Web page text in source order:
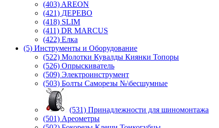
(403) AREON
(421) ДЕРЕВО
(418) SLIM
(411) DR MARCUS
(422) Елка
(5) Инструменты и Оборудование
(522) Молотки Кувалды Киянки Топоры
(526) Опрыскиватель
(509) Электроинструмент
(503) Болты Саморезы №\бесшумные
(531) Принадлежности для шиномонтажа
(501) Ареометры